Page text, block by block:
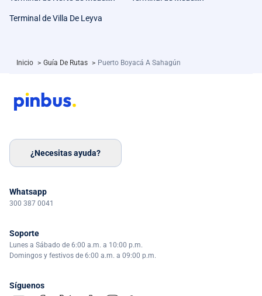
Terminal de Villa De Leyva
Inicio > Guía De Rutas > Puerto Boyacá A Sahagún
¿Necesitas ayuda?
Whatsapp
300 387 0041
Soporte
Lunes a Sábado de 6:00 a.m. a 10:00 p.m.
Domingos y festivos de 6:00 a.m. a 09:00 p.m.
Síguenos